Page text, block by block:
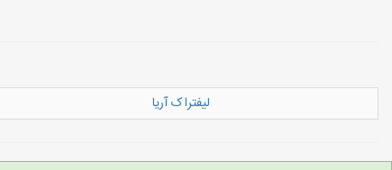
لیفتراک آریا